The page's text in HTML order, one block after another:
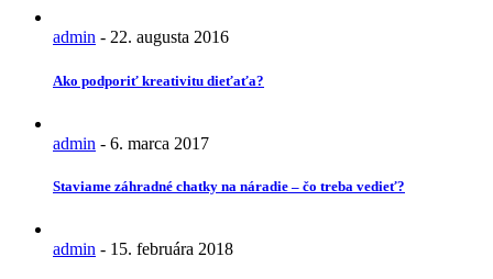
admin - 22. augusta 2016
Ako podporiť kreativitu dieťaťa?
admin - 6. marca 2017
Staviame záhradné chatky na náradie – čo treba vedieť?
admin - 15. februára 2018